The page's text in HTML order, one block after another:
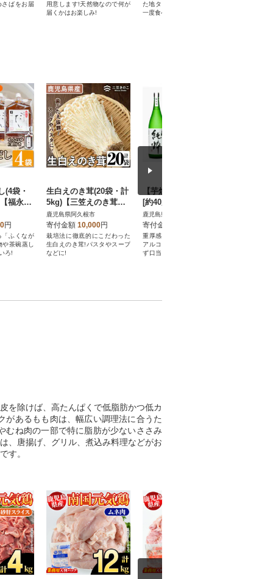
ばをお届
用意します!天然物なので何が
届くかはお楽しみ!
た地タコ!旨味と風味があり、
一度食べたら止められない!
(4袋・
福永食
円
「ふくなが
茶碗蒸し
ろ!
生白えのき茸(20袋・計
5kg)【三笠えのき茸生
産組合】a-12-221
鹿児島県阿久根市
寄付金額 10,000円
栽培法に徹底的にこだわった
生白えのき茸!パスタやスープ
などに!
【芋焼酎原酒】蔵 純粋
[約40度]1800ml(阿久根
市)
鹿児島県阿久根市
寄付金額
重厚感のある味わいで、高い
アルコール度数にもかかわら
ず口当たりが良く、余韻を残
を除けば、高たんぱくで低脂肪かつ低カ
があるもも肉は、幅広い調理法に合うた
むね肉の一部で特に脂肪が少ないささみ
、唐揚げ、グリル、煮込み料理などがお
す。